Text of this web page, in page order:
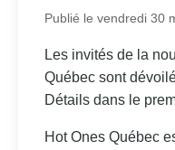
Publié le vendredi 30
Les invités de la
Québec sont
Détails dans le
Hot Ones Québec